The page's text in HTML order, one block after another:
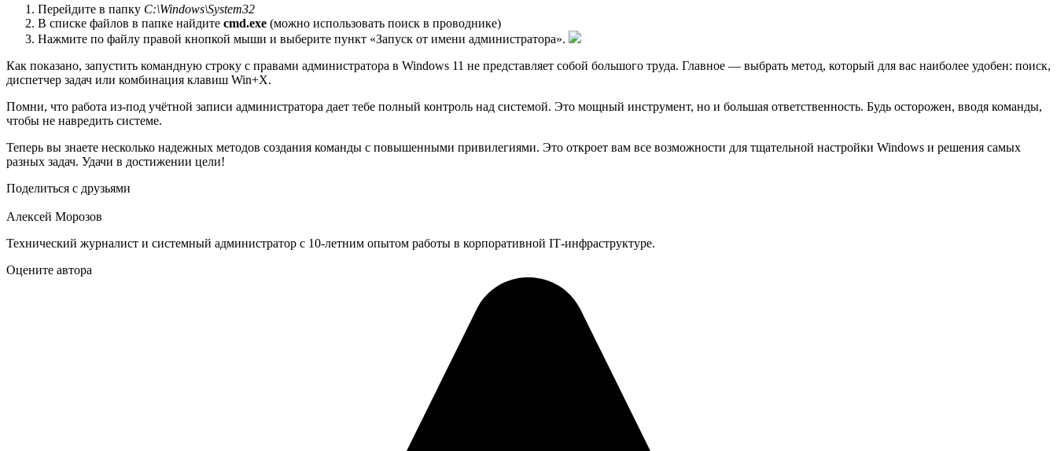
Перейдите в папку C:\Windows\System32
В списке файлов в папке найдите cmd.exe (можно использовать поиск в проводнике)
Нажмите по файлу правой кнопкой мыши и выберите пункт «Запуск от имени администратора».
Как показано, запустить командную строку с правами администратора в Windows 11 не представляет собой большого труда. Главное — выбрать метод, который для вас наиболее удобен: поиск,
диспетчер задач или комбинация клавиш Win+X.
Помни, что работа из-под учётной записи администратора дает тебе полный контроль над системой. Это мощный инструмент, но и большая ответственность. Будь осторожен, вводя команды,
чтобы не навредить системе.
Теперь вы знаете несколько надежных методов создания команды с повышенными привилегиями. Это откроет вам все возможности для тщательной настройки Windows и решения самых
разных задач. Удачи в достижении цели!
Поделиться с друзьями
Алексей Морозов
Технический журналист и системный администратор с 10‑летним опытом работы в корпоративной IT‑инфраструктуре.
Оцените автора